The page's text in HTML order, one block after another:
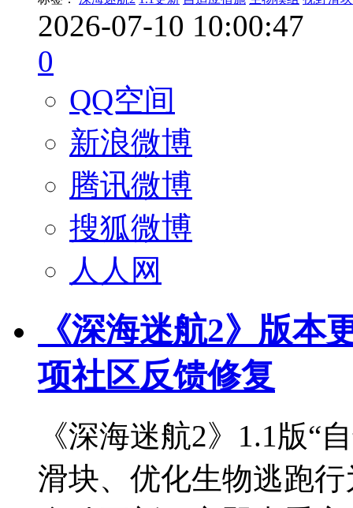
2026-07-10 10:00:47
0
QQ空间
新浪微博
腾讯微博
搜狐微博
人人网
《深海迷航2》版本
项社区反馈修复
《深海迷航2》1.1版“
滑块、优化生物逃跑